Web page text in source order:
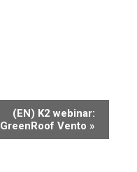
(EN) K2 webinar:
GreenRoof Vento »